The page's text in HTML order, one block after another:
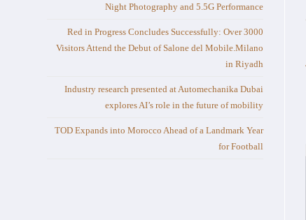
Night Photography and 5.5G Performance
Red in Progress Concludes Successfully: Over 3000
Visitors Attend the Debut of Salone del Mobile.Milano
in Riyadh
Industry research presented at Automechanika Dubai
explores AI’s role in the future of mobility
TOD Expands into Morocco Ahead of a Landmark Year
for Football